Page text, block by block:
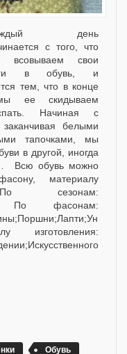
с того, что
всовываем свои
в обувь, и
тем, что в конце
ее скидываем
Начиная с
белыми
тапочками, мы
в другой, иногда
Всю обувь можно
материалу
сезонам:
По фасонам:
изготовления:
Обувь